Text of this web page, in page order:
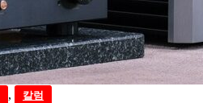
, 칼럼